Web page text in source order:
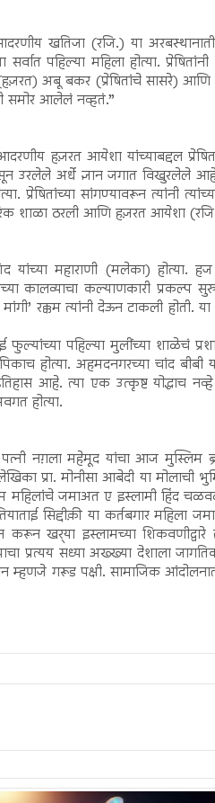
खतिजा (रजि.) या अरबस्थानातील
सर्वात पहिल्या महिला होत्या.
अबू बकर (प्रेषितांचे सासरे)
समोर आलेलं नव्हतं.”
हज़रत आयेशा यांच्याबद्दल
अर्धे ज्ञान जगात विखुरलेले
प्रेषितांच्या सांगण्यावरून त्यांनी
शाळा ठरली आणि हज़रत आयेशा
महाराणी (मलेका) होत्या. हज
कालव्याचा कल्याणकारी प्रकल्प
रक्कम त्यांनी देऊन टाकली होती.
फुल्यांच्या पहिल्या मुलींच्या शाळेचं
होत्या. अहमदनगरच्या चांद
आहे. त्या एक उत्कृष्ट योद्धाच नव्हे
होत्या.
पत्नी नग़ला महेमूद यांचा आज मुस्लिम
प्रा. मोनीसा आबेदी या
महिलांचे जमाअत ए इस्लामी हिंद
सिद्दीक़ी या कर्तबगार महिला
करून खर्‍या इस्लामच्या
प्रत्यय सध्या अख्ख्या देशाला
गरूड पक्षी. सामाजिक आंदोलनात